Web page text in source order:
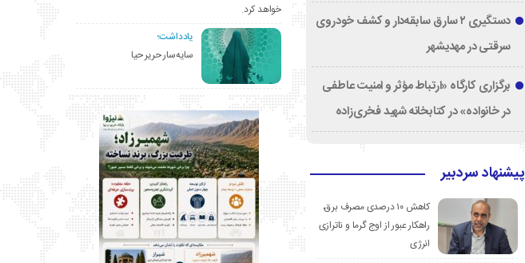
دستگیری ۲ سارق سابقه‌دار و کشف خودروی
سرقتی در مهدیشهر
برگزاری کارگاه «ارتباط مؤثر و امنیت عاطفی
در خانواده» در کتابخانه شهید فخری‌زاده
پیشنهاد سردبیر
کاهش ۱۰ درصدی مصرف برق،
راهکار عبور از اوج گرما و ناترازی
انرژی
خواهد کرد.
یادداشت؛
سایه‌سار حریر حیا